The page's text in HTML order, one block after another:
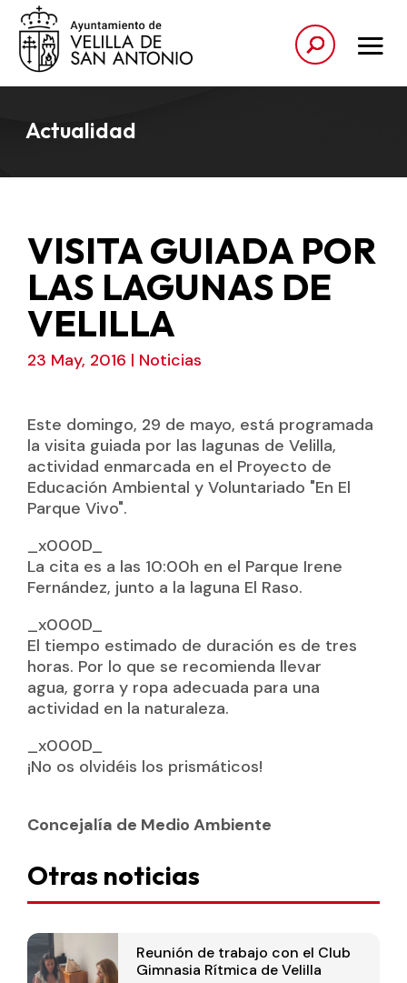
Actualidad
VISITA GUIADA POR
LAS LAGUNAS DE
VELILLA
23 May, 2016 | Noticias
Este domingo, 29 de mayo, está programada
la visita guiada por las lagunas de Velilla,
actividad enmarcada en el Proyecto de
Educación Ambiental y Voluntariado "En El
Parque Vivo".
_x000D_
La cita es a las 10:00h en el Parque Irene
Fernández, junto a la laguna El Raso.
_x000D_
El tiempo estimado de duración es de tres
horas. Por lo que se recomienda llevar
agua, gorra y ropa adecuada para una
actividad en la naturaleza.
_x000D_
¡No os olvidéis los prismáticos!
Concejalía de Medio Ambiente
Otras noticias
Reunión de trabajo con el Club
Gimnasia Rítmica de Velilla